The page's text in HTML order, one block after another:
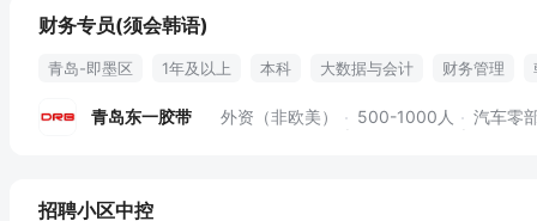
财务专员(须会韩语)
青岛-即墨区 1年及以上 本科 大数据与会计 财务管理
青岛东一胶带 外资（非欧美） 500-1000人 汽车零
招聘小区中控